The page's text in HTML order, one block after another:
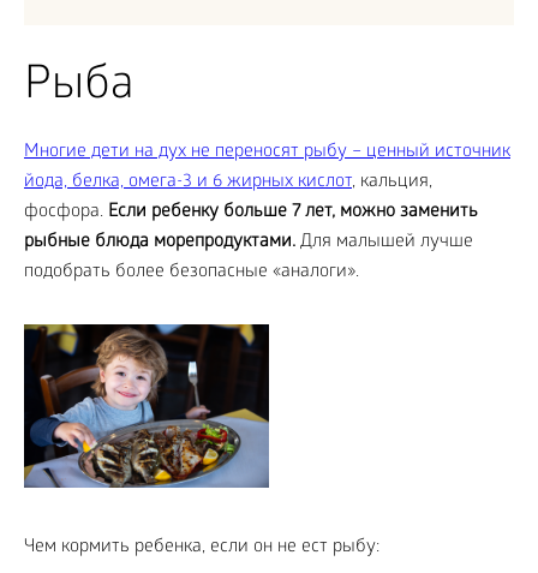
Рыба
Многие дети на дух не переносят рыбу – ценный источник
йода, белка, омега-3 и 6 жирных кислот, кальция,
фосфора. Если ребенку больше 7 лет, можно заменить
рыбные блюда морепродуктами. Для малышей лучше
подобрать более безопасные «аналоги».
Чем кормить ребенка, если он не ест рыбу: